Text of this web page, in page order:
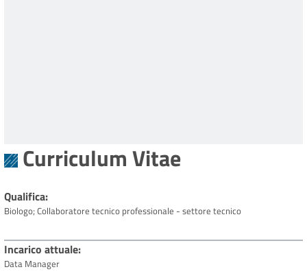
Curriculum Vitae
Qualifica
Biologo; Collaboratore tecnico professionale - settore tecnico
Incarico attuale
Data Manager